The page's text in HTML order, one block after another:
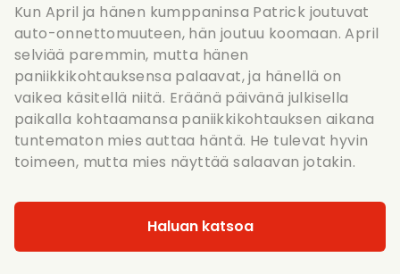
Kun April ja hänen kumppaninsa Patrick joutuvat
auto-onnettomuuteen, hän joutuu koomaan. April
selviää paremmin, mutta hänen
paniikkikohtauksensa palaavat, ja hänellä on
vaikea käsitellä niitä. Eräänä päivänä julkisella
paikalla kohtaamansa paniikkikohtauksen aikana
tuntematon mies auttaa häntä. He tulevat hyvin
toimeen, mutta mies näyttää salaavan jotakin.
Haluan katsoa